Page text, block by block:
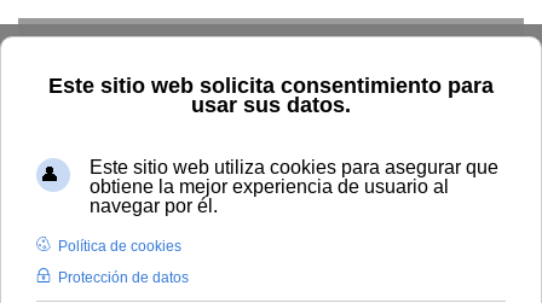
No template selected